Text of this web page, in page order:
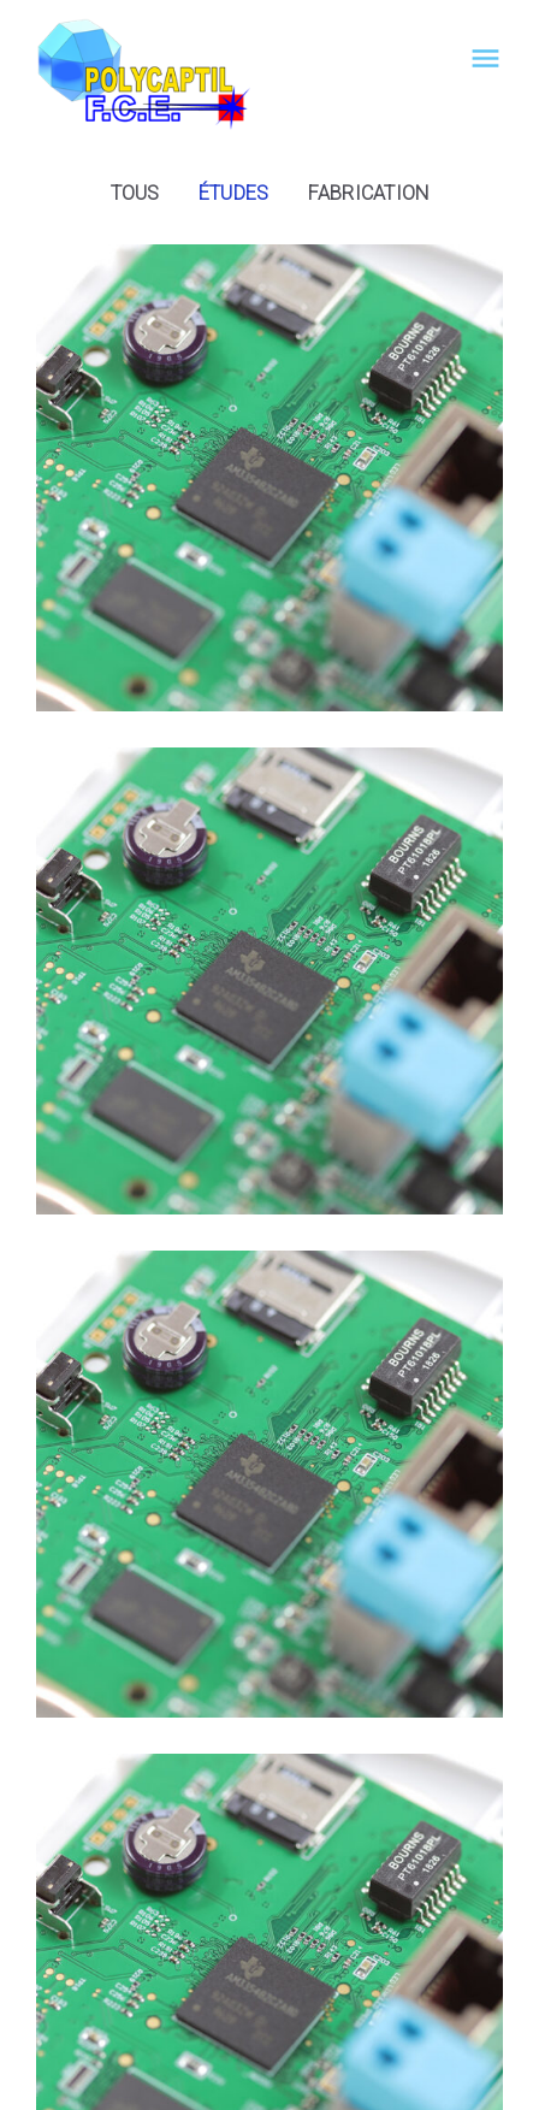
content
menu
PORTFOLIO
TOUS ÉTUDES FABRICATION